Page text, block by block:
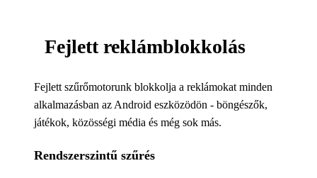
Fejlett reklámblokkolás
Fejlett szűrőmotorunk blokkolja a reklámokat minden
alkalmazásban az Android eszközödön - böngészők,
játékok, közösségi média és még sok más.
Rendszerszintű szűrés